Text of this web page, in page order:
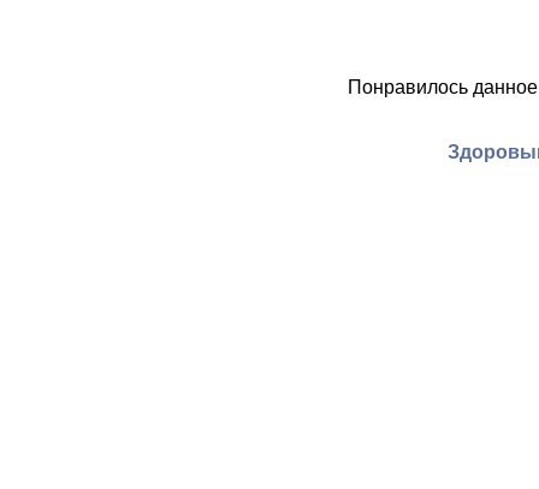
Понравилось